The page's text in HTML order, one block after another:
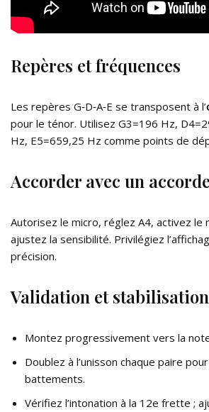
Repères et fréquences
Les repères G‑D‑A‑E se transposent à l’
pour le ténor. Utilisez G3=196 Hz,
Hz, E5=659,25 Hz comme points de
Accorder avec un
Autorisez le micro, réglez A4, activez le
ajustez la sensibilité. Privilégiez
précision.
Validation et stabilisation
Montez progressivement vers la
Doublez à l’unisson chaque paire
battements.
Vérifiez l’intonation à la 12e frette ;